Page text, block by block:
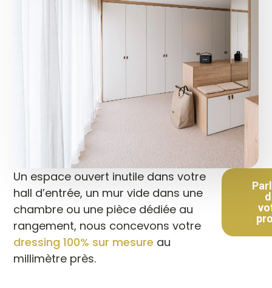
Un espace ouvert inutile dans votre
hall d’entrée, un mur vide dans une
chambre ou une pièce dédiée au
rangement, nous concevons votre
dressing 100% sur mesure au
millimètre près.